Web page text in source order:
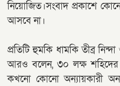
নিয়োজিত।সংবাদ প্রকাশে
আসবে না।
প্রতিটি হুমকি ধামকি তীব্র
আরও বলেন, ৩০ লক্ষ শহিদের
কখনো কোনো অন্যায়কারী